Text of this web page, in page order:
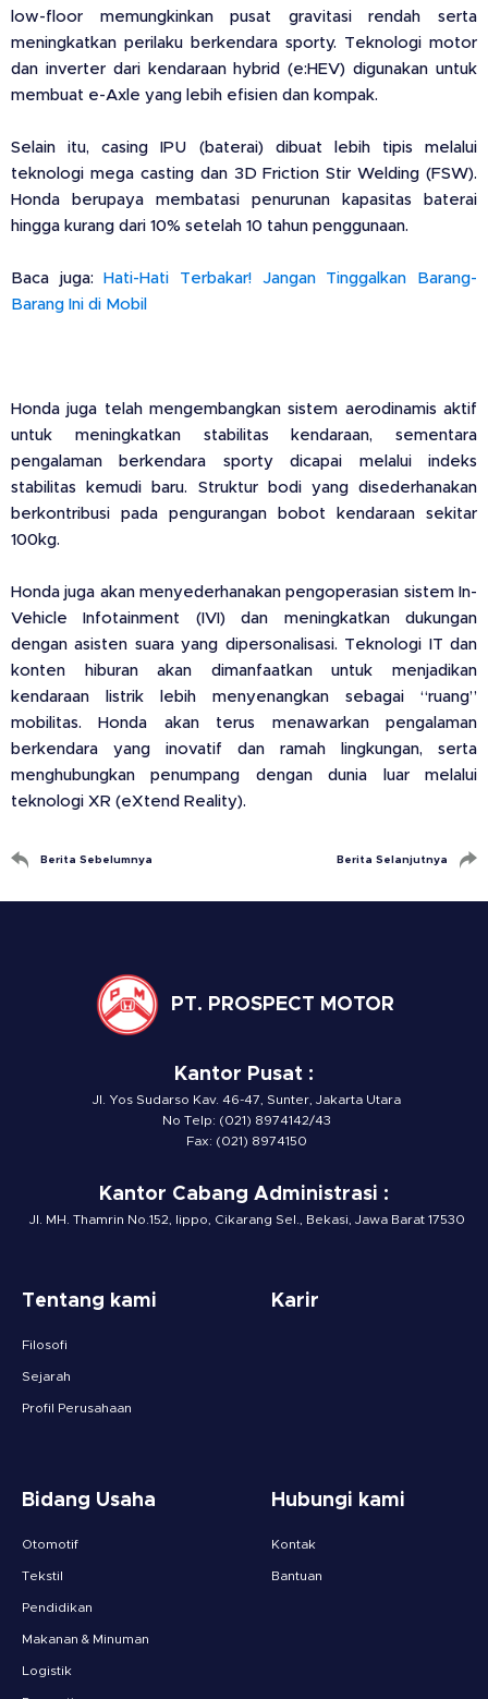
low-floor memungkinkan pusat gravitasi rendah serta
meningkatkan perilaku berkendara sporty. Teknologi motor
dan inverter dari kendaraan hybrid (e:HEV) digunakan untuk
membuat e-Axle yang lebih efisien dan kompak.
Selain itu, casing IPU (baterai) dibuat lebih tipis melalui
teknologi mega casting dan 3D Friction Stir Welding (FSW).
Honda berupaya membatasi penurunan kapasitas baterai
hingga kurang dari 10% setelah 10 tahun penggunaan.
Baca juga:
Hati-Hati Terbakar! Jangan Tinggalkan Barang-
Barang Ini di Mobil
Honda juga telah mengembangkan sistem aerodinamis aktif
untuk meningkatkan stabilitas kendaraan, sementara
pengalaman berkendara sporty dicapai melalui indeks
stabilitas kemudi baru. Struktur bodi yang disederhanakan
berkontribusi pada pengurangan bobot kendaraan sekitar
100kg.
Honda juga akan menyederhanakan pengoperasian sistem In-
Vehicle Infotainment (IVI) dan meningkatkan dukungan
dengan asisten suara yang dipersonalisasi. Teknologi IT dan
konten hiburan akan dimanfaatkan untuk menjadikan
kendaraan listrik lebih menyenangkan sebagai “ruang”
mobilitas. Honda akan terus menawarkan pengalaman
berkendara yang inovatif dan ramah lingkungan, serta
menghubungkan penumpang dengan dunia luar melalui
teknologi XR (eXtend Reality).
Berita Sebelumnya Berita Selanjutnya
PT. PROSPECT MOTOR
Kantor Pusat :
Jl. Yos Sudarso Kav. 46-47, Sunter, Jakarta Utara
No Telp: (021) 8974142/43
Fax: (021) 8974150
Kantor Cabang Administrasi :
Jl. MH. Thamrin No.152, lippo, Cikarang Sel., Bekasi, Jawa Barat 17530
Tentang kami
Filosofi
Sejarah
Profil Perusahaan
Karir
Bidang Usaha
Otomotif
Tekstil
Pendidikan
Makanan & Minuman
Logistik
Hubungi kami
Kontak
Bantuan